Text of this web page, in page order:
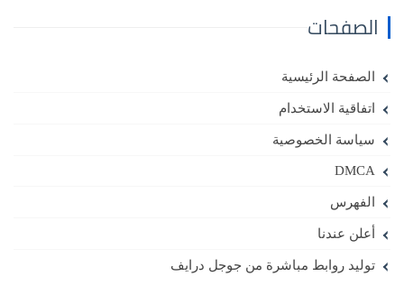
الصفحات
الصفحة الرئيسية
اتفاقية الاستخدام
سياسة الخصوصية
DMCA
الفهرس
أعلن عندنا
توليد روابط مباشرة من جوجل درايف